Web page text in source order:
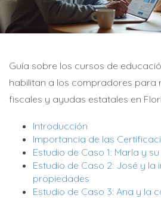
Guía sobre los cursos de
habilitan a los compradores para
fiscales y ayudas estatales en
Introducción
Importancia de las
Estudio de Caso 1: María y
Estudio de Caso 2: José y la
propiedades
Estudio de Caso 3: Ana y la